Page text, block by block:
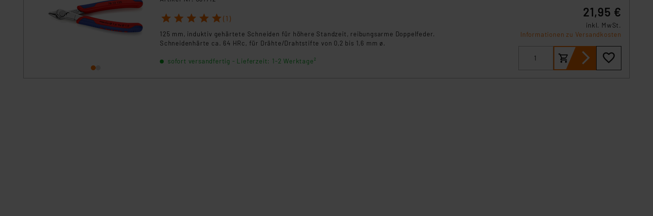
1 2 3 4 5 (1)
125 mm, induktiv gehärtete Schneiden für höhere Standzeit, reibungsarme Doppelfeder.
Schneidenhärte ca. 64 HRc, für Drähte/Drahtstifte von 0,2 bis 1,6 mm ø.
sofort versandfertig - Lieferzeit: 1-2 Werktage²
21,95 €
inkl. MwSt.
Informationen zu Versandkosten